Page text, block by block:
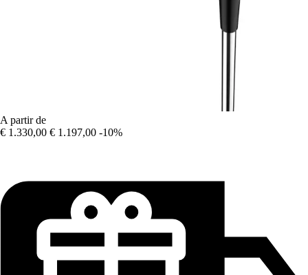
A partir de
€ 1.330,00 € 1.197,00 -10%